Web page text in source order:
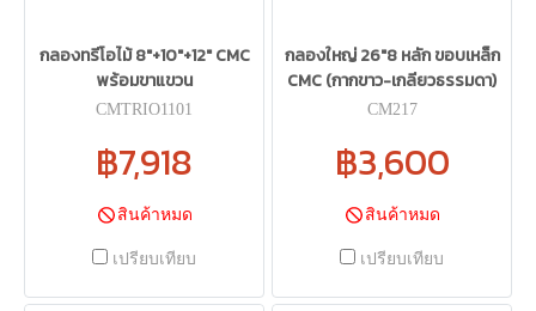
กลองทรีโอไม้ 8"+10"+12" CMC
พร้อมขาแขวน
CMTRIO1101
฿7,918
สินค้าหมด
เปรียบเทียบ
กลองใหญ่ 26"8 หลัก ขอบเหล็ก
CMC (กากขาว-เกลียวธรรมดา)
CM217
฿3,600
สินค้าหมด
เปรียบเทียบ